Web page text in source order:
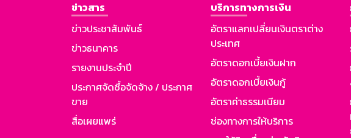
ข่าวสาร
ข่าวประชาสัมพันธ์
ข่าวธนาคาร
รายงานประจำปี
ประกาศจัดซื้อจัดจ้าง / ประกาศ
ขาย
สื่อเผยแพร่
บริการทางการเงิน
อัตราแลกเปลี่ยนเงินตราต่าง
ประเทศ
อัตราดอกเบี้ยเงินฝาก
อัตราดอกเบี้ยเงินกู้
อัตราค่าธรรมเนียม
ช่องทางการให้บริการ